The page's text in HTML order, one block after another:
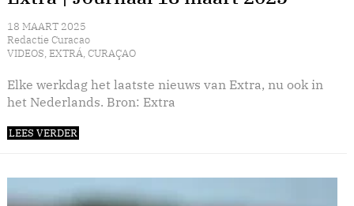
18 MAART 2025
Redactie Curacao
VIDEOS, EXTRÁ, CURAÇAO
Elke werkdag het laatste nieuws van Extra, nu ook in
het Nederlands. Bron: Extra
LEES VERDER